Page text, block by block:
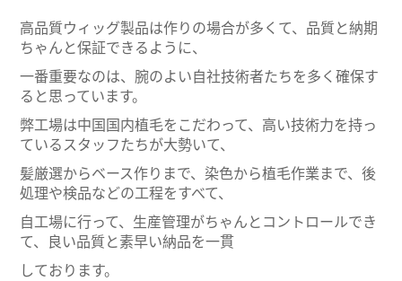
高品質ウィッグ製品は作りの場合が多くて、品質と納期
ちゃんと保証できるように、
一番重要なのは、腕のよい自社技術者たちを多く確保す
ると思っています。
弊工場は中国国内植毛をこだわって、高い技術力を持っ
ているスタッフたちが大勢いて、
髪厳選からベース作りまで、染色から植毛作業まで、後
処理や検品などの工程をすべて、
自工場に行って、生産管理がちゃんとコントロールでき
て、良い品質と素早い納品を一貫
しております。